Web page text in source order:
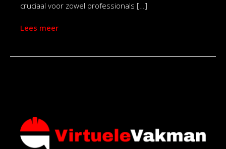
cruciaal voor zowel professionals […]
Lees meer